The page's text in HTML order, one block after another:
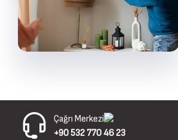
Çağrı Merkezi
+90 532 770 46 23